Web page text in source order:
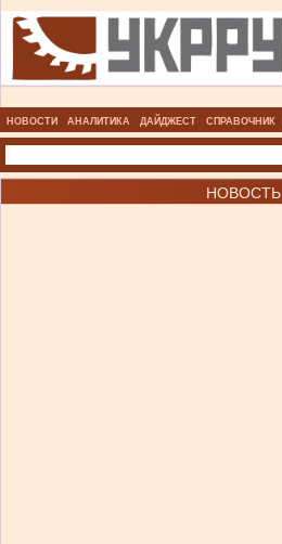
НОВОСТИ АНАЛИТИКА ДАЙДЖЕСТ СПРАВОЧНИК
НОВОСТЬ